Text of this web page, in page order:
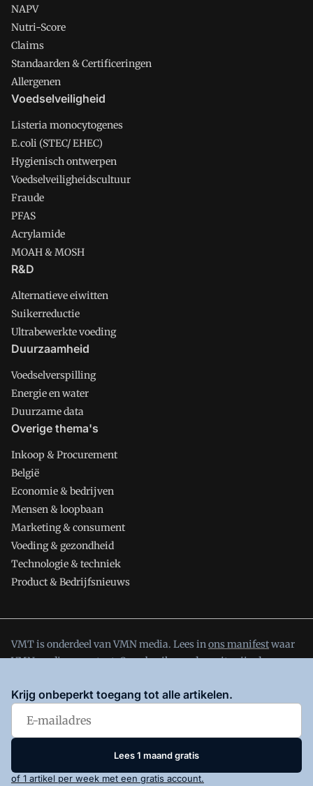
NAPV
Nutri-Score
Claims
Standaarden & Certificeringen
Allergenen
Voedselveiligheid
Listeria monocytogenes
E.coli (STEC/ EHEC)
Hygienisch ontwerpen
Voedselveiligheidscultuur
Fraude
PFAS
Acrylamide
MOAH & MOSH
R&D
Alternatieve eiwitten
Suikerreductie
Ultrabewerkte voeding
Duurzaamheid
Voedselverspilling
Energie en water
Duurzame data
Overige thema's
Inkoop & Procurement
België
Economie & bedrijven
Mensen & loopbaan
Marketing & consument
Voeding & gezondheid
Technologie & techniek
Product & Bedrijfsnieuws
VMT is onderdeel van VMN media. Lees inons manifestwaar
VMN media voor staat. Op gebruik van deze site zijn de
enPrivacy en Cookie beleid|Privacy instellingen
Krijg onbeperkt toegang tot alle artikelen.
Lees 1 maand gratis
of 1 artikel per week met een gratis account.